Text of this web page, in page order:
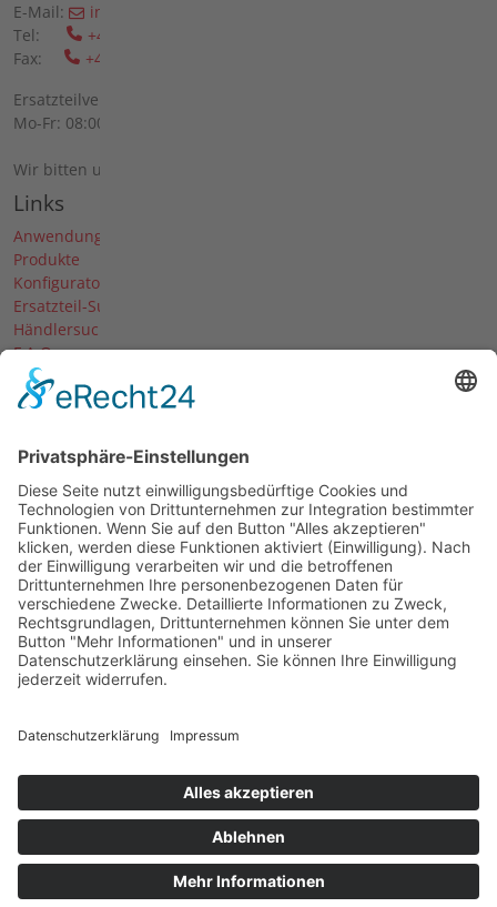
E-Mail:
info(at)agria(dot)de
Tel:
+49 6298 39-0
Fax:
+49 6298 39-111
Ersatzteilverkauf vor Ort:
Mo-Fr: 08:00 - 12:00 Uhr und 13:00 - 16:00 Uhr
Wir bitten um telefonische Anmeldung.
Links
Anwendungen
Produkte
Konfigurator
Ersatzteil-Suche
Händlersuche
F.A.Q.
Downloads
Forum
Unternehmen
Über uns
News
Termine & Messen
Karriere
Historie
© 2026 Agria-Werke GmbH
Impressum Datenschutz AGB
Barrierefreiheit
EU Data Act
Sitemap Kontakt
English
Französisch